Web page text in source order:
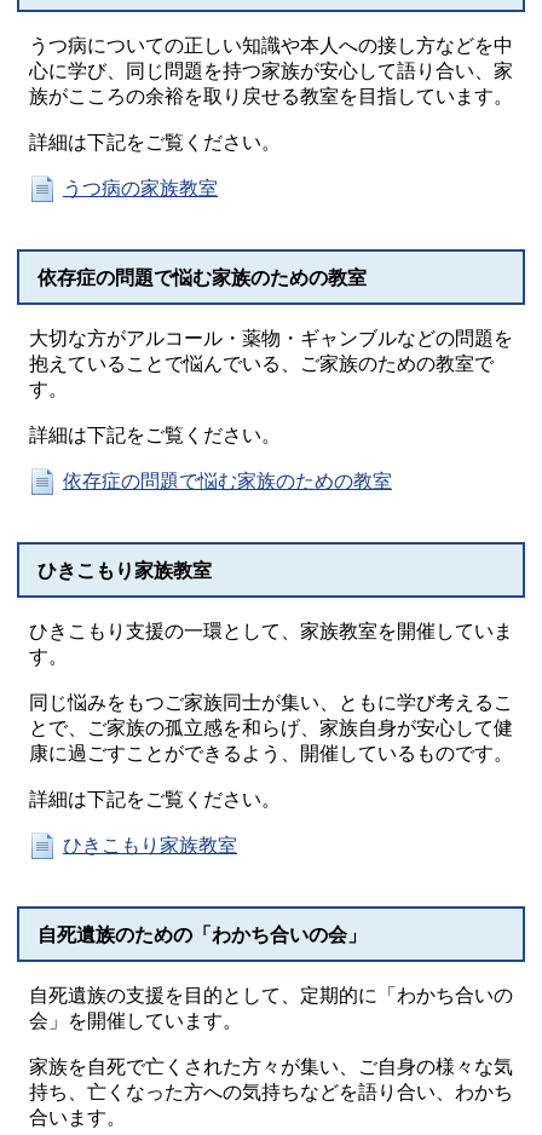
うつ病についての正しい知識や本人への接し方などを中
心に学び、同じ問題を持つ家族が安心して語り合い、家
族がこころの余裕を取り戻せる教室を目指しています。
詳細は下記をご覧ください。
うつ病の家族教室
依存症の問題で悩む家族のための教室
大切な方がアルコール・薬物・ギャンブルなどの問題を
抱えていることで悩んでいる、ご家族のための教室で
す。
詳細は下記をご覧ください。
依存症の問題で悩む家族のための教室
ひきこもり家族教室
ひきこもり支援の一環として、家族教室を開催していま
す。
同じ悩みをもつご家族同士が集い、ともに学び考えるこ
とで、ご家族の孤立感を和らげ、家族自身が安心して健
康に過ごすことができるよう、開催しているものです。
詳細は下記をご覧ください。
ひきこもり家族教室
自死遺族のための「わかち合いの会」
自死遺族の支援を目的として、定期的に「わかち合いの
会」を開催しています。
家族を自死で亡くされた方々が集い、ご自身の様々な気
持ち、亡くなった方への気持ちなどを語り合い、わかち
合います。